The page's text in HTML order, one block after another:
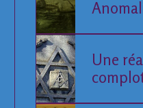
Une